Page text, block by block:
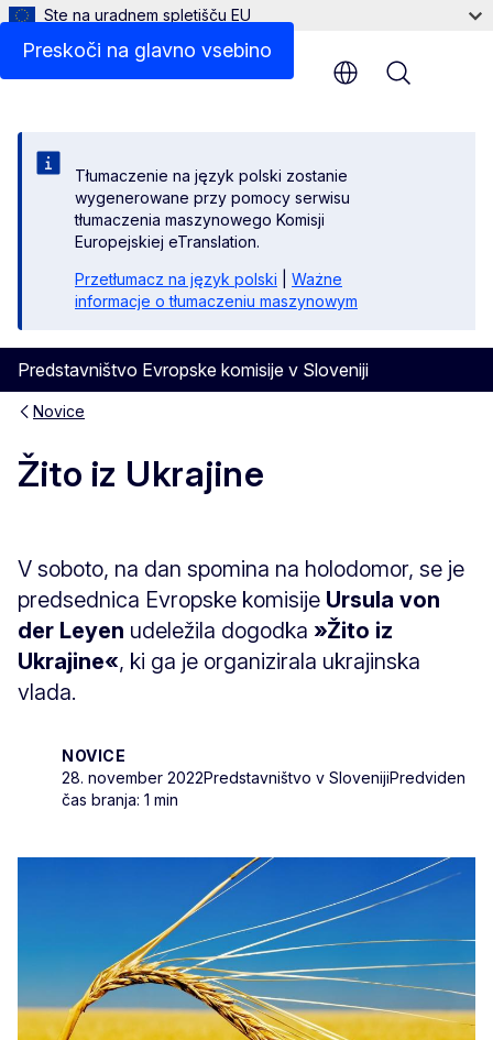
Preskoči na glavno vsebino
Ste na uradnem spletišču EU
Tłumaczenie na język polski zostanie
wygenerowane przy pomocy serwisu
tłumaczenia maszynowego Komisji
Europejskiej eTranslation.
Przetłumacz na język polski
Ważne
informacje o tłumaczeniu maszynowym
Predstavništvo Evropske komisije v Sloveniji
Menu
Novice
Žito iz Ukrajine
V soboto, na dan spomina na holodomor, se je
predsednica Evropske komisije Ursula von
der Leyen udeležila dogodka »Žito iz
Ukrajine«, ki ga je organizirala ukrajinska
vlada.
NOVICE
28. november 2022Predstavništvo v SlovenijiPredviden
čas branja: 1 min